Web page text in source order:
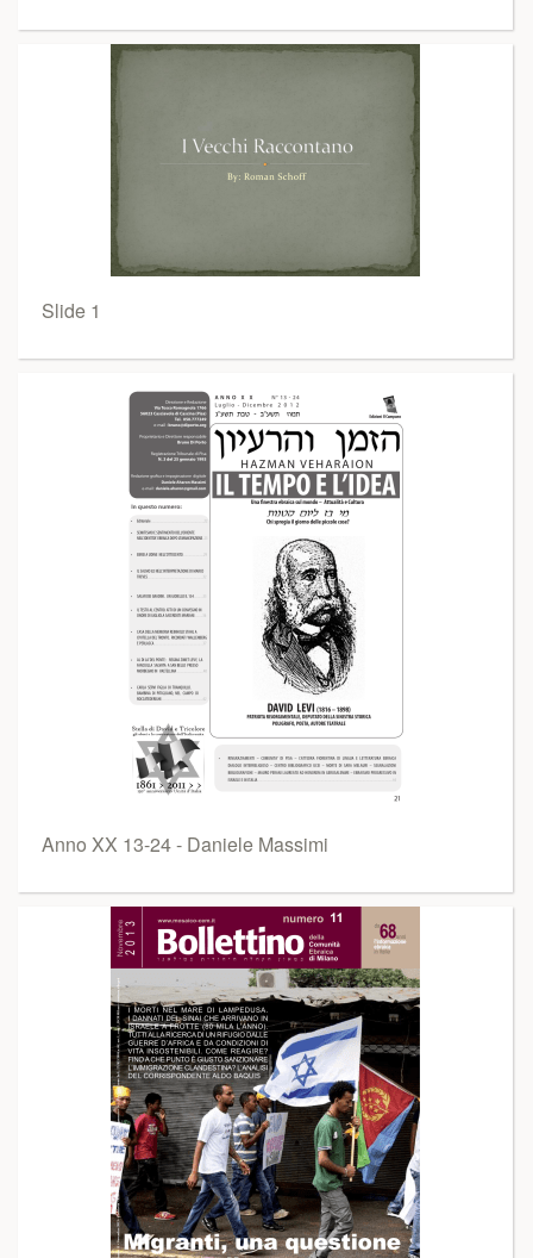
Slide 1
Anno XX 13-24 - Daniele Massimi